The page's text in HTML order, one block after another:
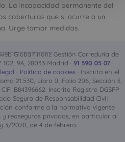
La incapacidad permanente del
coberturas que si ocurre a un
Urge tomar medidas.
Globalfinanz Gestión Correduría de
9A, 28033 Madrid · 91 590 05 07 ·
· Política de cookies · Inscrita en el
21.530, Libro 0, Folio 206, Sección 8,
B84396662. Inscrita Registro DGSFP
Seguro de Responsabilidad Civil
conforme a la normativa vigente
reaseguros privados, en particular al
3/2020, de 4 de febrero.